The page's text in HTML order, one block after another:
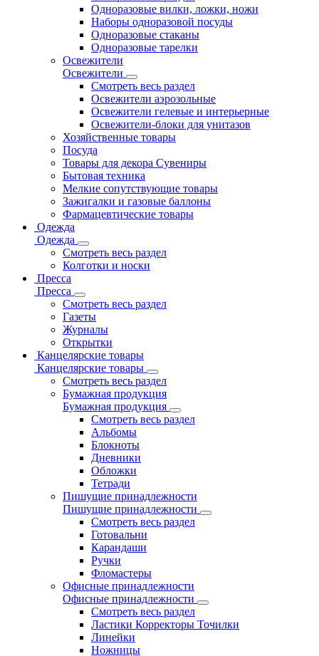
Одноразовые вилки, ложки, ножи
Наборы одноразовой посуды
Одноразовые стаканы
Одноразовые тарелки
Освежители
Освежители
Смотреть весь раздел
Освежители аэрозольные
Освежители гелевые и интерьерные
Освежители-блоки для унитазов
Хозяйственные товары
Посуда
Товары для декора Сувениры
Бытовая техника
Мелкие сопутствующие товары
Зажигалки и газовые баллоны
Фармацевтические товары
Одежда
Одежда
Смотреть весь раздел
Колготки и носки
Пресса
Пресса
Смотреть весь раздел
Газеты
Журналы
Открытки
Канцелярские товары
Канцелярские товары
Смотреть весь раздел
Бумажная продукция
Бумажная продукция
Смотреть весь раздел
Альбомы
Блокноты
Дневники
Обложки
Тетради
Пишущие принадлежности
Пишущие принадлежности
Смотреть весь раздел
Готовальни
Карандаши
Ручки
Фломастеры
Офисные принадлежности
Офисные принадлежности
Смотреть весь раздел
Ластики Корректоры Точилки
Линейки
Ножницы